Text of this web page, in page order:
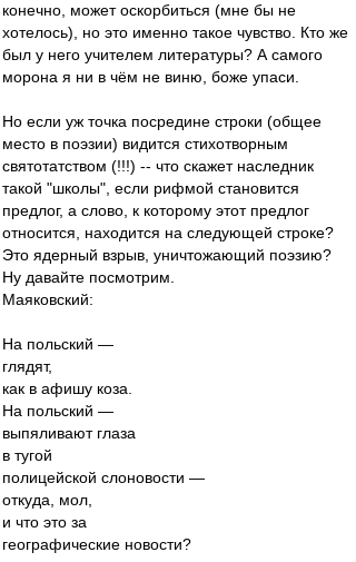
конечно, может оскорбиться (мне бы не
хотелось), но это именно такое чувство. Кто же
был у него учителем литературы? А самого
морона я ни в чём не виню, боже упаси.
Но если уж точка посредине строки (общее
место в поэзии) видится стихотворным
святотатством (!!!) -- что скажет наследник
такой "школы", если рифмой становится
предлог, а слово, к которому этот предлог
относится, находится на следующей строке?
Это ядерный взрыв, уничтожающий поэзию?
Ну давайте посмотрим.
Маяковский:
На польский —
глядят,
как в афишу коза.
На польский —
выпяливают глаза
в тугой
полицейской слоновости —
откуда, мол,
и что это за
географические новости?